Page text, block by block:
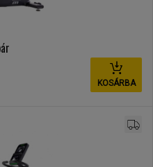
KOSÁRBA